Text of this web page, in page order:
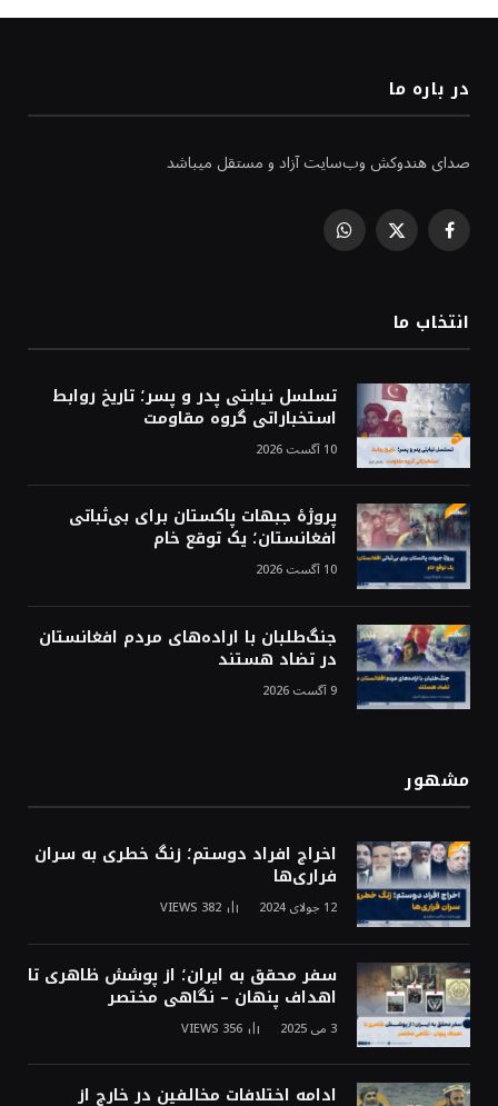
در باره ما
صدای هندوکش وب‌سایت آزاد و مستقل میباشد
Facebook
X
WhatsApp
انتخاب ما
تسلسل نیابتی پدر و پسر؛ تاریخ روابط
استخباراتی گروه مقاومت
10 آگست 2026
پروژهٔ جبهات پاکستان برای بی‌ثباتی
افغانستان؛ یک توقع خام
10 آگست 2026
جنگ‌طلبان با اراده‌های مردم افغانستان
در تضاد هستند
9 آگست 2026
مشهور
اخراج افراد دوستم؛ زنگ خطری به سران
فراری‌ها
12 جولای 2024 382
VIEWS
سفر محقق به ایران؛ از پوشش ظاهری تا
اهداف پنهان – نگاهی مختصر
3 می 2025 356
VIEWS
ادامه اختلافات مخالفین در خارج از